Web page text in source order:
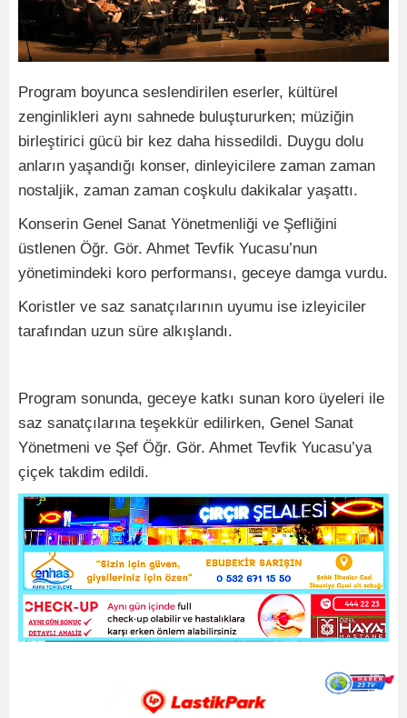
Program boyunca seslendirilen eserler, kültürel
zenginlikleri aynı sahnede buluştururken; müziğin
birleştirici gücü bir kez daha hissedildi. Duygu dolu
anların yaşandığı konser, dinleyicilere zaman zaman
nostaljik, zaman zaman coşkulu dakikalar yaşattı.
Konserin Genel Sanat Yönetmenliği ve Şefliğini
üstlenen Öğr. Gör. Ahmet Tevfik Yucasu’nun
yönetimindeki koro performansı, geceye damga vurdu.
Koristler ve saz sanatçılarının uyumu ise izleyiciler
tarafından uzun süre alkışlandı.
Program sonunda, geceye katkı sunan koro üyeleri ile
saz sanatçılarına teşekkür edilirken, Genel Sanat
Yönetmeni ve Şef Öğr. Gör. Ahmet Tevfik Yucasu’ya
çiçek takdim edildi.